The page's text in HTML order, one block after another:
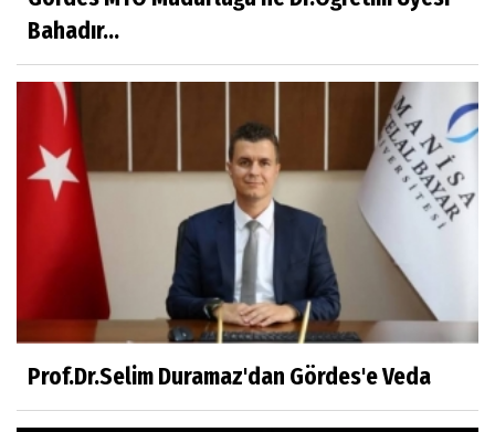
Kahramanlar
Prof.Dr.Süleyman Sami İLKER
Mühendislerin de Sanat Ruhu Olmalı
Dr.Fatih KESKİN
Millî Edebiyat, Millî Şuur, Millî Takım
Sıracettin ÇELİK
Bahadır...
Prof.Dr.Selim Duramaz'dan Gördes'e Veda